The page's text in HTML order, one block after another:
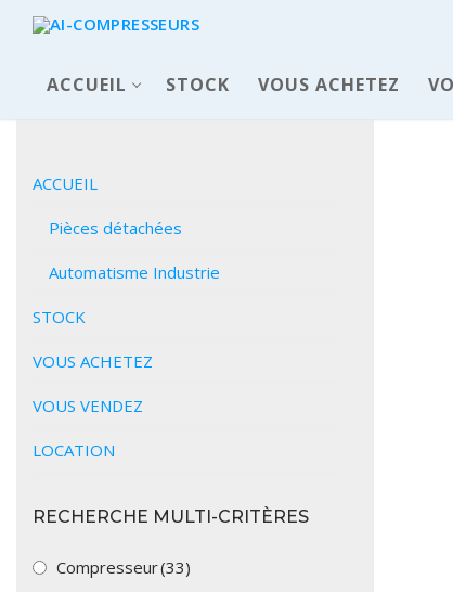
ACCUEIL STOCK VOUS ACHETEZ
ACCUEIL
Pièces détachées
Automatisme Industrie
STOCK
VOUS ACHETEZ
VOUS VENDEZ
LOCATION
RECHERCHE MULTI-CRITÈRES
Compresseur(33)